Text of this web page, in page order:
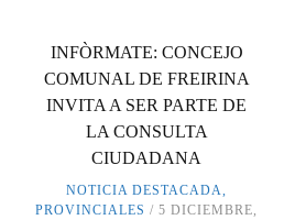
INFÒRMATE: CONCEJO
COMUNAL DE FREIRINA
INVITA A SER PARTE DE
LA CONSULTA
CIUDADANA
NOTICIA DESTACADA,
PROVINCIALES
5 DICIEMBRE,